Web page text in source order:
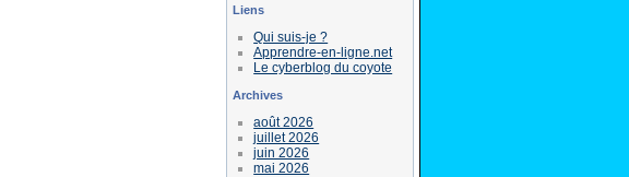
Liens
Qui suis-je ?
Apprendre-en-ligne.net
Le cyberblog du coyote
Archives
août 2026
juillet 2026
juin 2026
mai 2026